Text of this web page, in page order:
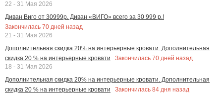
22 - 31 Мая 2026
Диван Виго от 30999р. Диван «ВИГО» всего за 30 999 р.!
Закончилась 70 дней назад
21 - 31 Мая 2026
Дополнительная скидка 20% на интерьерные кровати. Дополнительная
скидка 20 % на интерьерные кровати
Закончилась 70 дней назад
18 - 31 Мая 2026
Дополнительная скидка 20% на интерьерные кровати. Дополнительная
скидка 20 % на интерьерные кровати
Закончилась 84 дня назад